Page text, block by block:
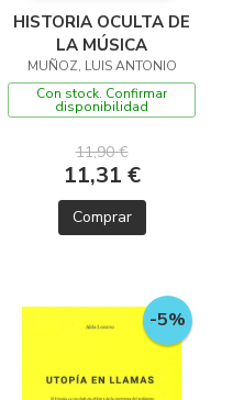
HISTORIA OCULTA DE
LA MÚSICA
MUÑOZ, LUIS ANTONIO
Con stock. Confirmar
disponibilidad
11,90 €
11,31 €
Comprar
-5%